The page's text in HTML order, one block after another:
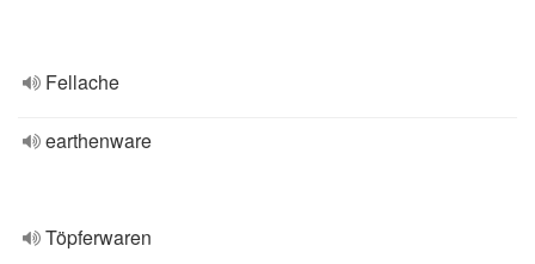
Fellache
earthenware
Töpferwaren